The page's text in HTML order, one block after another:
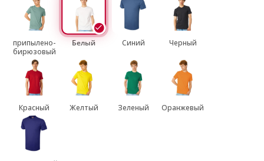
припылено-
бирюзовый
Белый Синий Черный
Красный Желтый Зеленый Оранжевый